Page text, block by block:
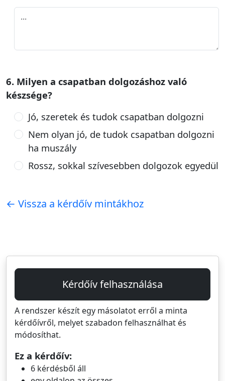
6. Milyen a csapatban dolgozáshoz való
készsége?
Jó, szeretek és tudok csapatban dolgozni
Nem olyan jó, de tudok csapatban dolgozni
ha muszály
Rossz, sokkal szívesebben dolgozok egyedül
← Vissza a kérdőív mintákhoz
Kérdőív felhasználása
A rendszer készít egy másolatot erről a minta
kérdőívről, melyet szabadon felhasználhat és
módosíthat.
Ez a kérdőív:
6 kérdésből áll